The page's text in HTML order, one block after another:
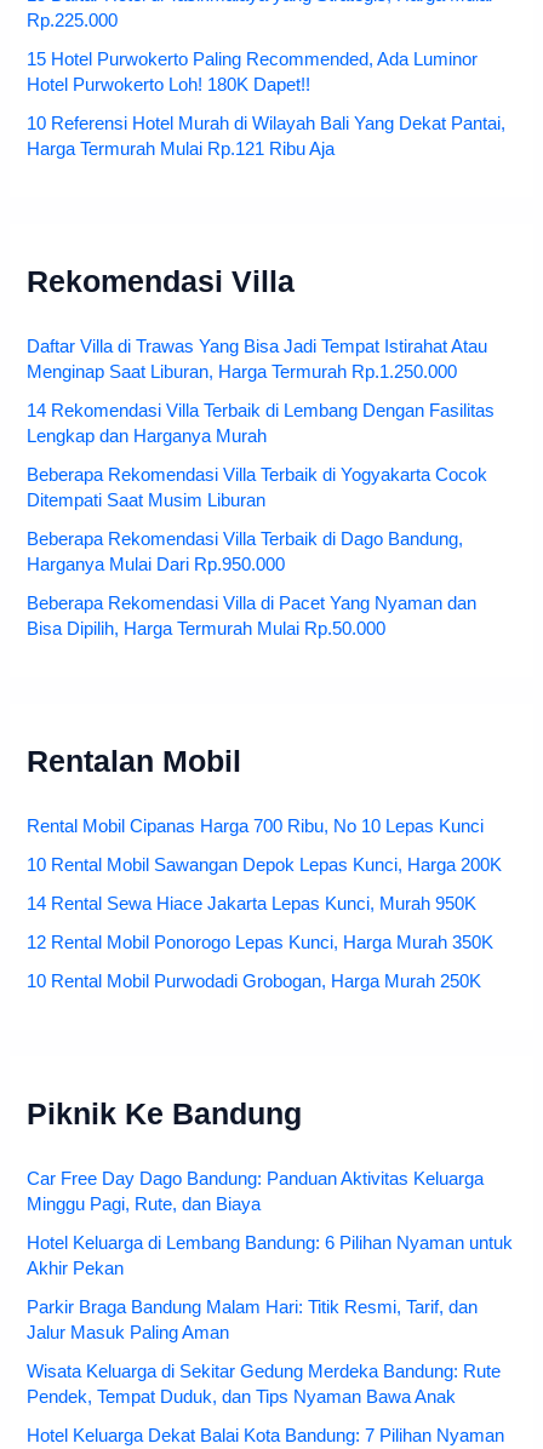
Rp.225.000
15 Hotel Purwokerto Paling Recommended, Ada Luminor
Hotel Purwokerto Loh! 180K Dapet!!
10 Referensi Hotel Murah di Wilayah Bali Yang Dekat Pantai,
Harga Termurah Mulai Rp.121 Ribu Aja
Rekomendasi Villa
Daftar Villa di Trawas Yang Bisa Jadi Tempat Istirahat Atau
Menginap Saat Liburan, Harga Termurah Rp.1.250.000
14 Rekomendasi Villa Terbaik di Lembang Dengan Fasilitas
Lengkap dan Harganya Murah
Beberapa Rekomendasi Villa Terbaik di Yogyakarta Cocok
Ditempati Saat Musim Liburan
Beberapa Rekomendasi Villa Terbaik di Dago Bandung,
Harganya Mulai Dari Rp.950.000
Beberapa Rekomendasi Villa di Pacet Yang Nyaman dan
Bisa Dipilih, Harga Termurah Mulai Rp.50.000
Rentalan Mobil
Rental Mobil Cipanas Harga 700 Ribu, No 10 Lepas Kunci
10 Rental Mobil Sawangan Depok Lepas Kunci, Harga 200K
14 Rental Sewa Hiace Jakarta Lepas Kunci, Murah 950K
12 Rental Mobil Ponorogo Lepas Kunci, Harga Murah 350K
10 Rental Mobil Purwodadi Grobogan, Harga Murah 250K
Piknik Ke Bandung
Car Free Day Dago Bandung: Panduan Aktivitas Keluarga
Minggu Pagi, Rute, dan Biaya
Hotel Keluarga di Lembang Bandung: 6 Pilihan Nyaman untuk
Akhir Pekan
Parkir Braga Bandung Malam Hari: Titik Resmi, Tarif, dan
Jalur Masuk Paling Aman
Wisata Keluarga di Sekitar Gedung Merdeka Bandung: Rute
Pendek, Tempat Duduk, dan Tips Nyaman Bawa Anak
Hotel Keluarga Dekat Balai Kota Bandung: 7 Pilihan Nyaman